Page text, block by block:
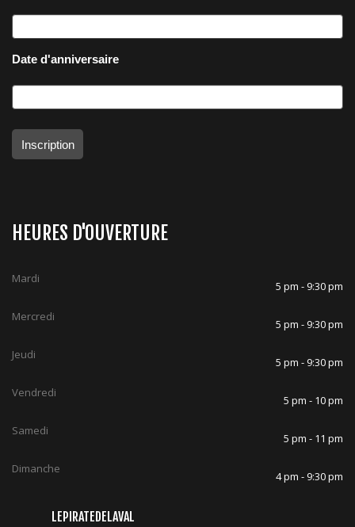
Date d'anniversaire
Inscription
HEURES D'OUVERTURE
Mardi
5 pm - 9:30 pm
Mercredi
5 pm - 9:30 pm
Jeudi
5 pm - 9:30 pm
Vendredi
5 pm - 10 pm
Samedi
5 pm - 11 pm
Dimanche
4 pm - 9:30 pm
LEPIRATEDELAVAL